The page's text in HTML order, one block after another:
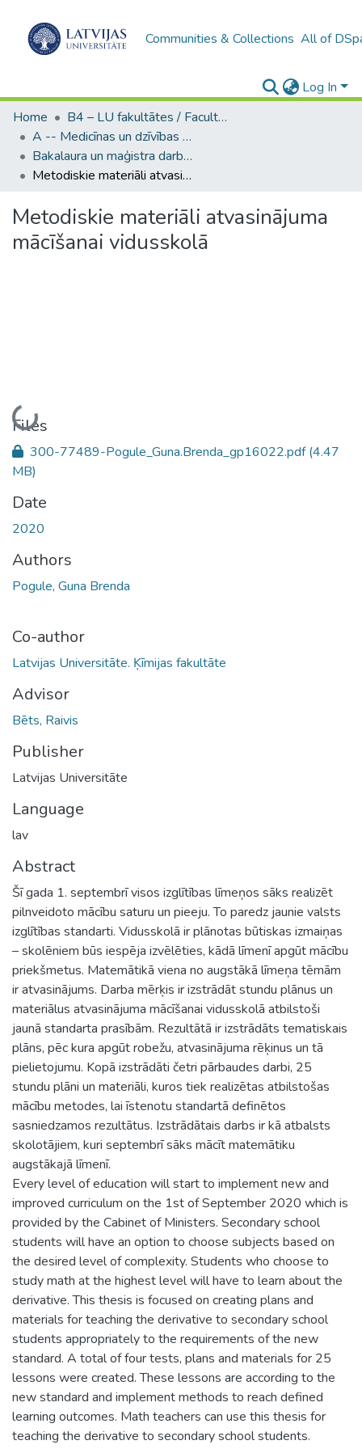
Communities & Collections All of
Log In
Home
B4 – LU fakultātes / Faculties of the UL
A -- Medicīnas un dzīvības zinātņu fakultāte / Faculty of Medicine and Life Sciences
Bakalaura un maģistra darbi (MDZF) / Bachelor's and Master's theses
Metodiskie materiāli atvasinājuma mācīšanai vidusskolā
Metodiskie materiāli atvasinājuma
mācīšanai vidusskolā
Loading...
Files
300-77489-Pogule_Guna.Brenda_gp16022.pdf(4.47
MB)
Date
2020
Authors
Pogule, Guna Brenda
Co-author
Latvijas Universitāte. Ķīmijas fakultāte
Advisor
Bēts, Raivis
Publisher
Latvijas Universitāte
Language
lav
Abstract
Šī gada 1. septembrī visos izglītības līmeņos sāks realizēt
pilnveidoto mācību saturu un pieeju. To paredz jaunie valsts
izglītības standarti. Vidusskolā ir plānotas būtiskas izmaiņas
– skolēniem būs iespēja izvēlēties, kādā līmenī apgūt mācību
priekšmetus. Matemātikā viena no augstākā līmeņa tēmām
ir atvasinājums. Darba mērķis ir izstrādāt stundu plānus un
materiālus atvasinājuma mācīšanai vidusskolā atbilstoši
jaunā standarta prasībām. Rezultātā ir izstrādāts tematiskais
plāns, pēc kura apgūt robežu, atvasinājuma rēķinus un tā
pielietojumu. Kopā izstrādāti četri pārbaudes darbi, 25
stundu plāni un materiāli, kuros tiek realizētas atbilstošas
mācību metodes, lai īstenotu standartā definētos
sasniedzamos rezultātus. Izstrādātais darbs ir kā atbalsts
skolotājiem, kuri septembrī sāks mācīt matemātiku
augstākajā līmenī.
Every level of education will start to implement new and
improved curriculum on the 1st of September 2020 which is
provided by the Cabinet of Ministers. Secondary school
students will have an option to choose subjects based on
the desired level of complexity. Students who choose to
study math at the highest level will have to learn about the
derivative. This thesis is focused on creating plans and
materials for teaching the derivative to secondary school
students appropriately to the requirements of the new
standard. A total of four tests, plans and materials for 25
lessons were created. These lessons are according to the
new standard and implement methods to reach defined
learning outcomes. Math teachers can use this thesis for
teaching the derivative to secondary school students.